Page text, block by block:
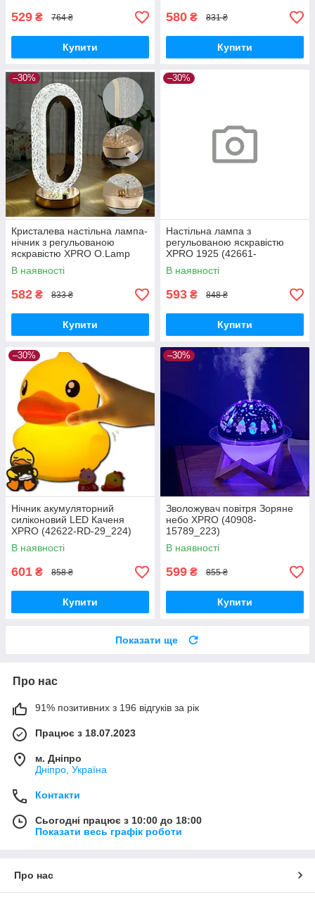
529 ₴ 764 ₴
Купити
580 ₴ 831 ₴
Купити
–30%
Кристалева настільна лампа-
нічник з регульованою
яскравістю XPRO O.Lamp
(43715-_209)
В наявності
582 ₴ 833 ₴
Купити
–30%
Настільна лампа з
регульованою яскравістю
XPRO 1925 (42661-
1925_218)
В наявності
593 ₴ 848 ₴
Купити
–30%
Нічник акумуляторний
силіконовий LED Каченя
XPRO (42622-RD-29_224)
В наявності
601 ₴ 858 ₴
Купити
–30%
Зволожувач повітря Зоряне
небо XPRO (40908-
15789_223)
В наявності
599 ₴ 855 ₴
Купити
Показати ще
Про нас
91% позитивних з 196 відгуків за рік
Працює з 18.07.2023
м. Дніпро
Дніпро, Україна
Контакти
Сьогодні працює з 10:00 до 18:00
Показати весь графік роботи
Про нас